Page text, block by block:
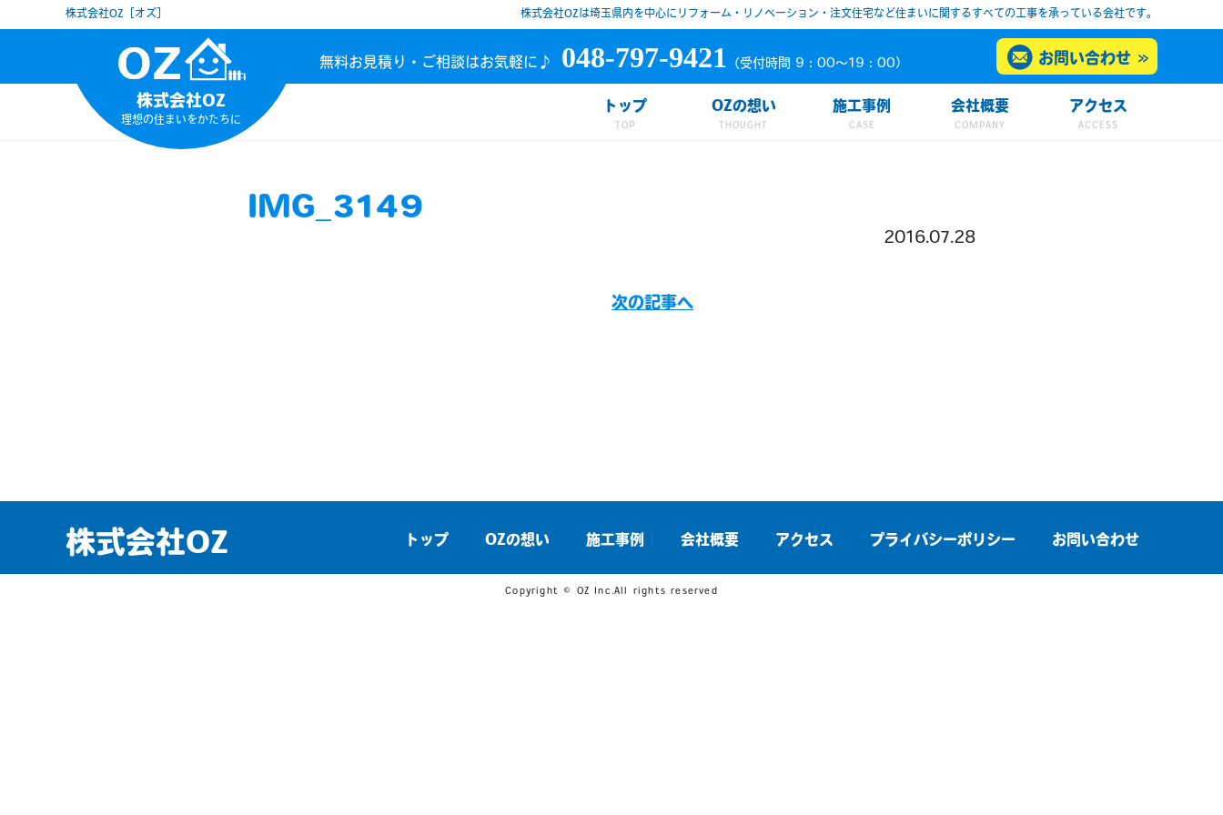
株式会社OZ［オズ］ 株式会社OZは埼玉県内を中心にリフォーム・リノベーション・注文住宅など住まいに関するすべての工事を承っている会社です。
株式会社OZ
理想の住まいをかたちに
無料お見積り・ご相談はお気軽に♪ 048-797-9421 （受付時間 9：00～19：00） お問い合わせ
トップ OZの想い 施工事例 会社概要 アクセス
IMG_3149
2016.07.28
次の記事へ
株式会社OZ トップ OZの想い 施工事例 会社概要 アクセス プライバシーポリシー お問い合わせ
Copyright © OZ Inc.All rights reserved